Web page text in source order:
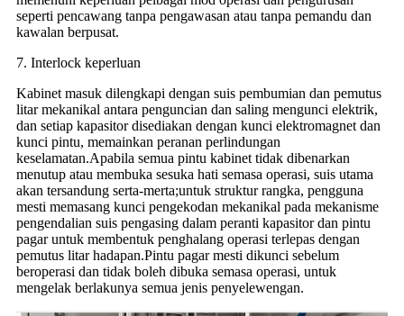
seperti pencawang tanpa pengawasan atau tanpa pemandu dan
kawalan berpusat.
7. Interlock keperluan
Kabinet masuk dilengkapi dengan suis pembumian dan pemutus
litar mekanikal antara penguncian dan saling mengunci elektrik,
dan setiap kapasitor disediakan dengan kunci elektromagnet dan
kunci pintu, memainkan peranan perlindungan
keselamatan.Apabila semua pintu kabinet tidak dibenarkan
menutup atau membuka sesuka hati semasa operasi, suis utama
akan tersandung serta-merta;untuk struktur rangka, pengguna
mesti memasang kunci pengekodan mekanikal pada mekanisme
pengendalian suis pengasing dalam peranti kapasitor dan pintu
pagar untuk membentuk penghalang operasi terlepas dengan
pemutus litar hadapan.Pintu pagar mesti dikunci sebelum
beroperasi dan tidak boleh dibuka semasa operasi, untuk
mengelak berlakunya semua jenis penyelewengan.